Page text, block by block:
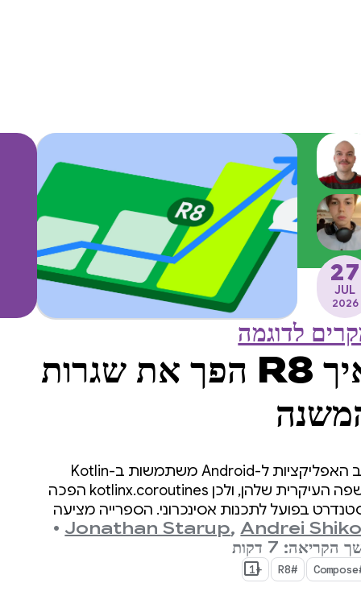
27
JUL
2026
לדוגמה
איך R8 הפך את שגרות
(coroutines) ב-
Kotlin ב-
Android למהירות
2
רוב האפליקציות ל-Android משתמשות ב-Kotlin
כשפה העיקרית שלהן, ולכן kotlinx.coroutines הפכה
בפועל לתכנות אסינכרוני. הספרייה מציעה
דרך מובנית ב-Kotlin לניהול של זרימות מקבילות,
מובנית ובעלת מבנה טוב.
Jonathan Starup,Andrei
•
הקריאה: 7 דקות
#R8
+1